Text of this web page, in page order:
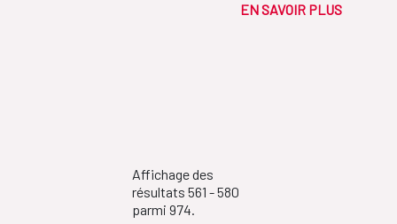
EN SAVOIR PLUS
Affichage des
résultats 561 - 580
parmi 974.